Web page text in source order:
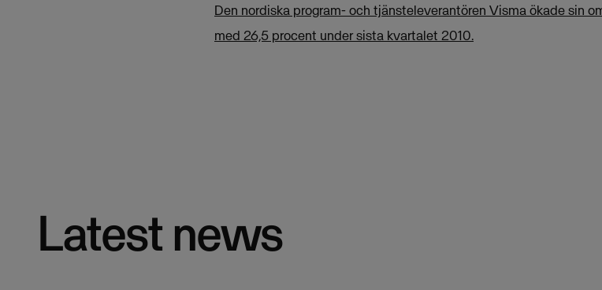
Den nordiska program- och tjänsteleverantören Visma ökade sin
med 26,5 procent under sista kvartalet 2010.
Latest news